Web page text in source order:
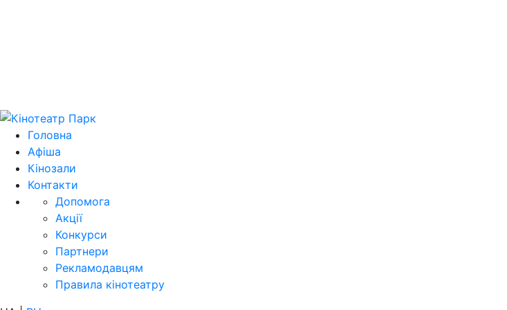
Головна
Афіша
Кінозали
Контакти
Допомога
Акції
Конкурси
Партнери
Рекламодавцям
Правила кінотеатру